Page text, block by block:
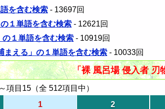
を含む検索 - 13697回
１単語を含む検索 - 12621回
の１単語を含む検索 - 10919回
まえる」の１単語を含む検索 - 10033回
「裸 風呂場 侵入者 刃
項目15（全 512項目中）
1
2